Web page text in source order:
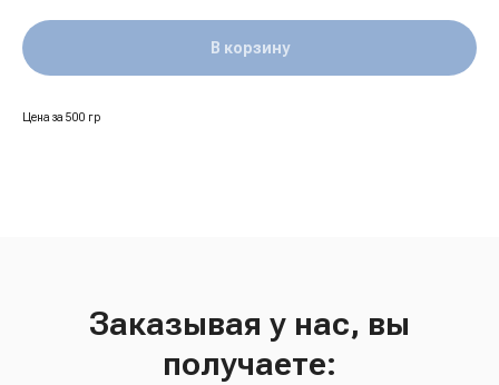
В корзину
Цена за 500 гр
Заказывая у нас, вы
получаете: